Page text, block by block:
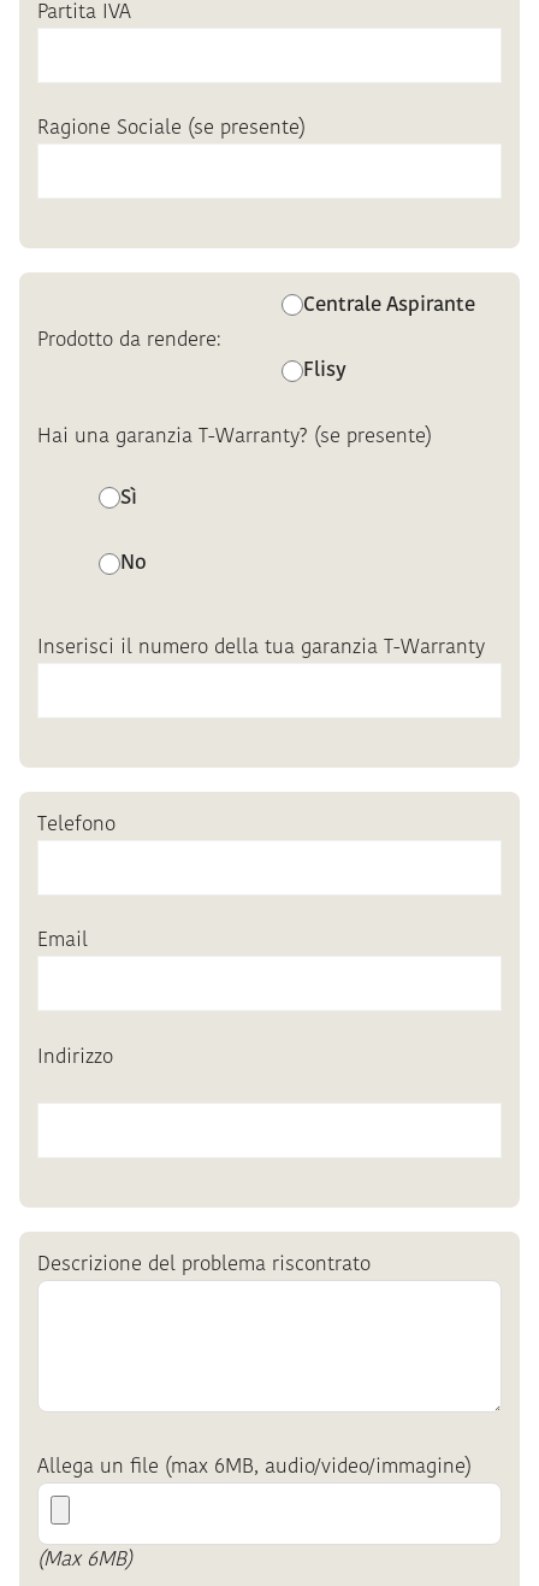
Partita IVA
Ragione Sociale (se presente)
Prodotto da rendere:
Centrale Aspirante
Flisy
Hai una garanzia T-Warranty? (se presente)
Sì
No
Inserisci il numero della tua garanzia T-Warranty
Telefono
Email
Indirizzo
Descrizione del problema riscontrato
Allega un file (max 6MB, audio/video/immagine)
(Max 6MB)